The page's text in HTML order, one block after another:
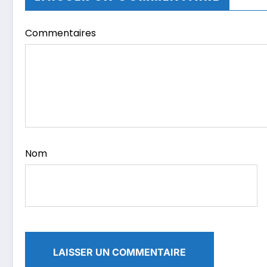
Commentaires
Nom